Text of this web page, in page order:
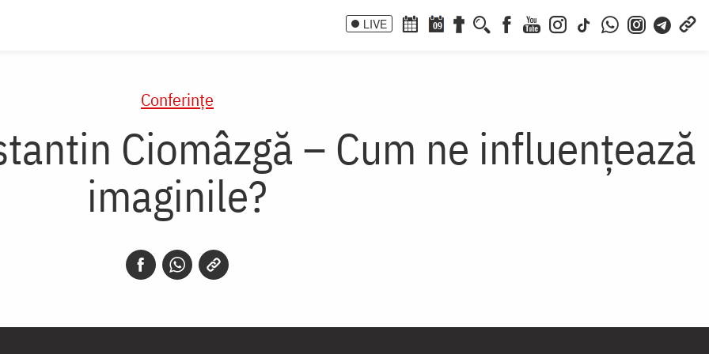
LIVE 09
Conferințe
Ciomâzgă – Cum ne influențează
imaginile?